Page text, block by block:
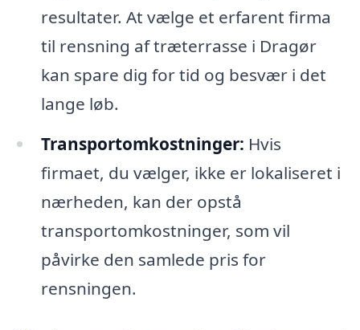
resultater. At vælge et erfarent firma
til rensning af træterrasse i Dragør
kan spare dig for tid og besvær i det
lange løb.
Transportomkostninger: Hvis
firmaet, du vælger, ikke er lokaliseret i
nærheden, kan der opstå
transportomkostninger, som vil
påvirke den samlede pris for
rensningen.